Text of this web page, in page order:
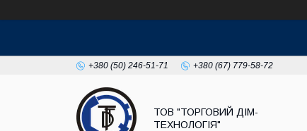
+380 (50) 246-51-71 +380 (67) 779-58-72
ТОВ "ТОРГОВИЙ ДІМ-
ТЕХНОЛОГІЯ"